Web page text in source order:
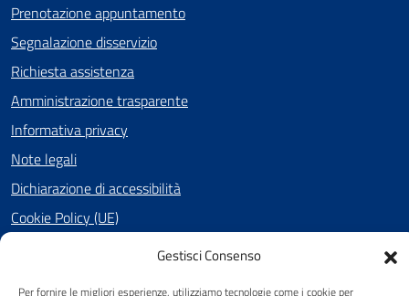
Gestisci Consenso
Per fornire le migliori esperienze, utilizziamo tecnologie come i cookie per
Prenotazione appuntamento
Segnalazione disservizio
Richiesta assistenza
Amministrazione trasparente
Informativa privacy
Note legali
Dichiarazione di accessibilità
Cookie Policy (UE)
SEGUICI SU